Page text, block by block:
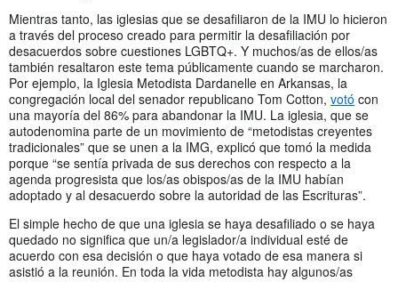
Mientras tanto, las iglesias que se desafiliaron de la IMU lo hicieron
a través del proceso creado para permitir la desafiliación por
desacuerdos sobre cuestiones LGBTQ+. Y muchos/as de ellos/as
también resaltaron este tema públicamente cuando se marcharon.
Por ejemplo, la Iglesia Metodista Dardanelle en Arkansas, la
congregación local del senador republicano Tom Cotton, votó con
una mayoría del 86% para abandonar la IMU. La iglesia, que se
autodenomina parte de un movimiento de “metodistas creyentes
tradicionales” que se unen a la IMG, explicó que tomó la medida
porque “se sentía privada de sus derechos con respecto a la
agenda progresista que los/as obispos/as de la IMU habían
adoptado y al desacuerdo sobre la autoridad de las Escrituras”.
El simple hecho de que una iglesia se haya desafiliado o se haya
quedado no significa que un/a legislador/a individual esté de
acuerdo con esa decisión o que haya votado de esa manera si
asistió a la reunión. En toda la vida metodista hay algunos/as